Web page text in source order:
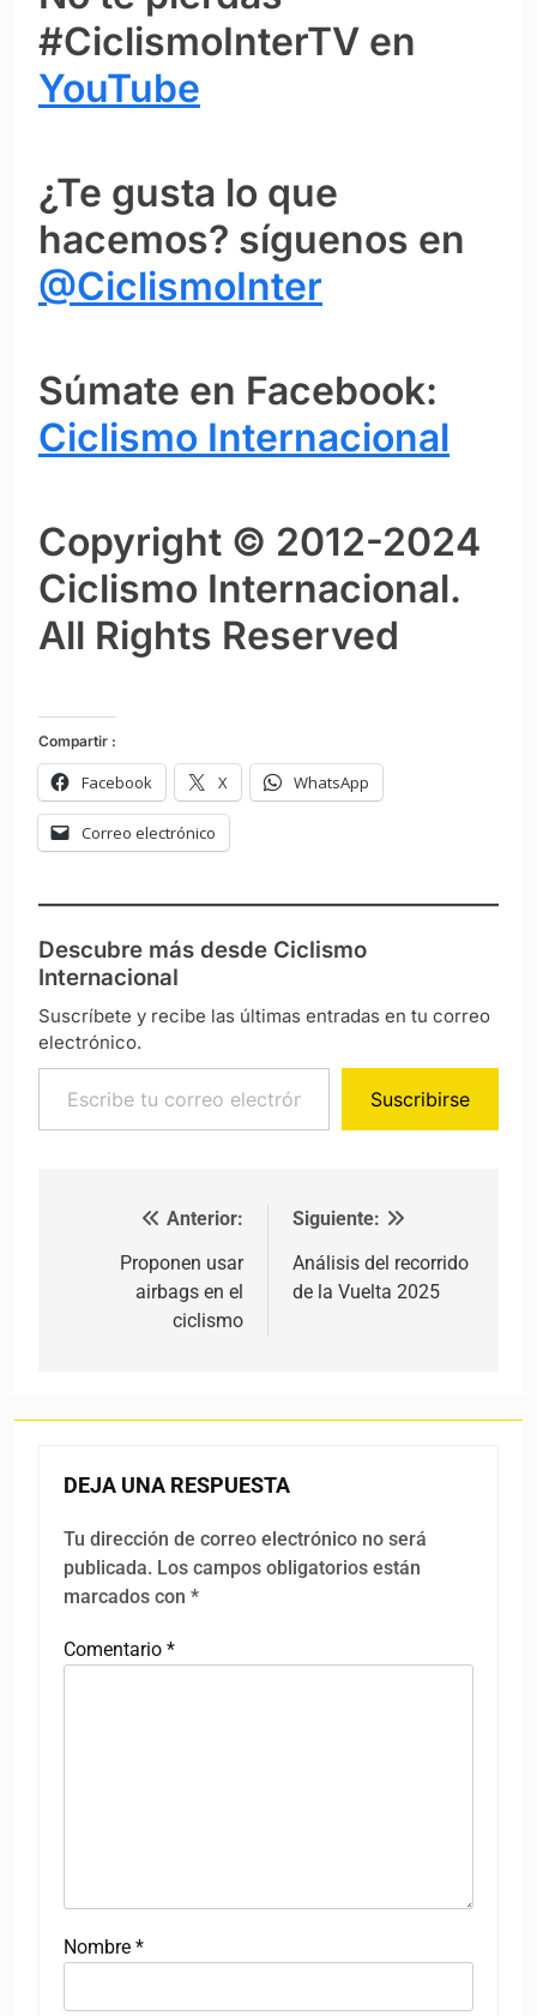
#CiclismoInterTV en
YouTube
¿Te gusta lo que
hacemos? síguenos en
@CiclismoInter
Súmate en Facebook:
Ciclismo Internacional
Copyright © 2012-2024
Ciclismo Internacional.
All Rights Reserved
Compartir :
Facebook X WhatsApp
Correo electrónico
Descubre más desde Ciclismo
Internacional
Suscríbete y recibe las últimas entradas en tu correo
electrónico.
Escribe tu correo electrónico…
Suscribirse
Navegación de entradas
Anterior:
Proponen usar
airbags en el
ciclismo
Siguiente:
Análisis del recorrido
de la Vuelta 2025
DEJA UNA RESPUESTA
Tu dirección de correo electrónico no será
publicada. Los campos obligatorios están
marcados con *
Comentario *
Nombre *